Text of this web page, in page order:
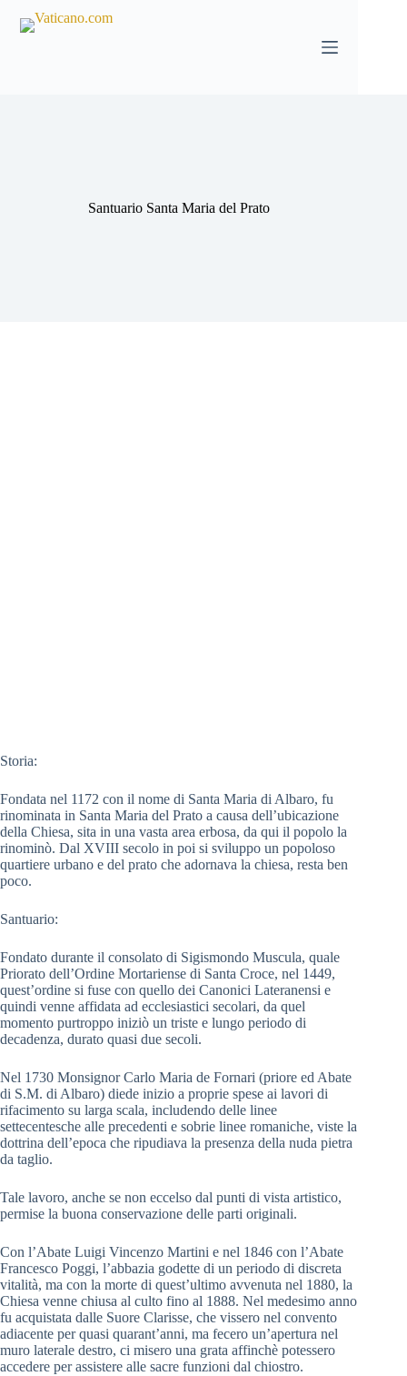
Santuario Santa Maria del Prato
Storia:
Fondata nel 1172 con il nome di Santa Maria di Albaro, fu
rinominata in Santa Maria del Prato a causa dell’ubicazione
della Chiesa, sita in una vasta area erbosa, da qui il popolo la
rinominò. Dal XVIII secolo in poi si sviluppo un popoloso
quartiere urbano e del prato che adornava la chiesa, resta ben
poco.
Santuario:
Fondato durante il consolato di Sigismondo Muscula, quale
Priorato dell’Ordine Mortariense di Santa Croce, nel 1449,
quest’ordine si fuse con quello dei Canonici Lateranensi e
quindi venne affidata ad ecclesiastici secolari, da quel
momento purtroppo iniziò un triste e lungo periodo di
decadenza, durato quasi due secoli.
Nel 1730 Monsignor Carlo Maria de Fornari (priore ed Abate
di S.M. di Albaro) diede inizio a proprie spese ai lavori di
rifacimento su larga scala, includendo delle linee
settecentesche alle precedenti e sobrie linee romaniche, viste la
dottrina dell’epoca che ripudiava la presenza della nuda pietra
da taglio.
Tale lavoro, anche se non eccelso dal punti di vista artistico,
permise la buona conservazione delle parti originali.
Con l’Abate Luigi Vincenzo Martini e nel 1846 con l’Abate
Francesco Poggi, l’abbazia godette di un periodo di discreta
vitalità, ma con la morte di quest’ultimo avvenuta nel 1880, la
Chiesa venne chiusa al culto fino al 1888. Nel medesimo anno
fu acquistata dalle Suore Clarisse, che vissero nel convento
adiacente per quasi quarant’anni, ma fecero un’apertura nel
muro laterale destro, ci misero una grata affinchè potessero
accedere per assistere alle sacre funzioni dal chiostro.